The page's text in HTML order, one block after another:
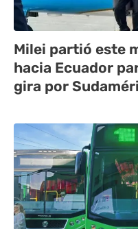
Milei partió este
hacia Ecuador
gira por